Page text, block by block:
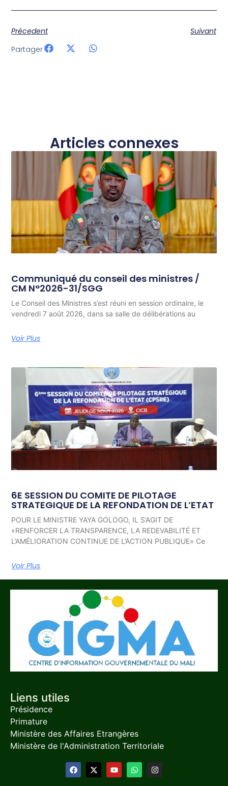
Précedent
Suivant
Partager
Articles connexes
Communiqué du conseil des ministres /
CM N°2026-31/SGG
Le Conseil des Ministres s’est réuni en session ordinaire, le
vendredi 7 août 2026, dans sa salle de délibérations au
Voir Plus
6E SESSION DU COMITE DE PILOTAGE
STRATEGIQUE DE LA REFONDATION DE L’ETAT
POUR LE MINISTRE YAYA GOLOGO, IL S’AGIT DE
«RENFORCER LA TRANSPARENCE, LA REDEVABILITÉ ET
L’AMÉLIORATION CONTINUE DE L’ACTION PUBLIQUE» Ce
Voir Plus
Liens utiles
Présidence
Primature
Ministère des Affaires Etrangères
Ministère de l'Administration Territoriale